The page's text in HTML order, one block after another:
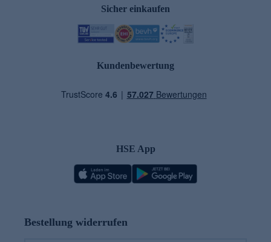
Sicher einkaufen
Kundenbewertung
HSE App
Bestellung widerrufen